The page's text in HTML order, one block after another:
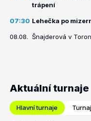
trápení
07:30 Lehečka po
08.08. Šnajderová v
Aktuální turnaje
Hlavní turnaje